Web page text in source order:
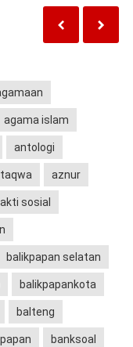
agama islam
antologi
aznur
sosial
balikpapan selatan
balikpapankota
balteng
banksoal